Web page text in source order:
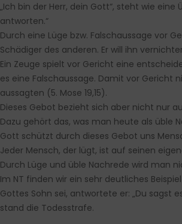
„Ich bin der Herr, dein Gott“, steht wie
antworten.“
Durch eine Lüge bzw. Falschaussage vor
Schädiger des anderen. Er will ihn
Ein Zeuge spielt vor Gericht eine
es eine Falschaussage. Damit vor
aussagten (5. Mose 19,15).
Dieses Gebot bezieht sich aber nicht nur
Dazu gehört das, was man heute als üble
Gott schützt durch dieses Gebot uns
Jeder Mensch, der lügt, ist auf seinen
Durch Lüge und üble Nachrede wird man
Im NT finden wir ein sehr deutliches
Gottes Sohn sei, antwortete er: „Du sagst
stand die Todesstrafe.